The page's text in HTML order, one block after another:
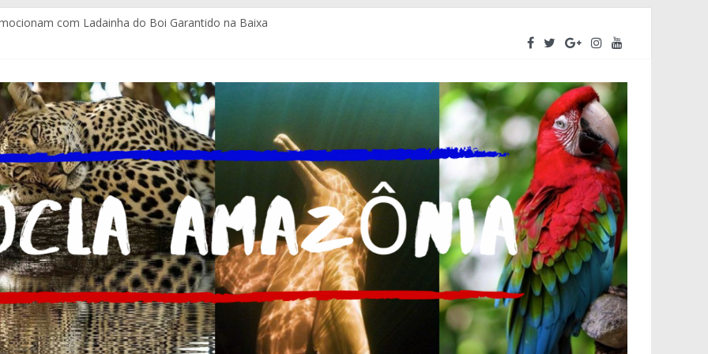
com Ladainha do Boi Garantido na Baixa
e com certificação da Coca-Cola Brasil ajudam pequenos empreendedores a se preparar para o segundo semestre
atendimento policial com Delegacia do Turista no Bumbódromo